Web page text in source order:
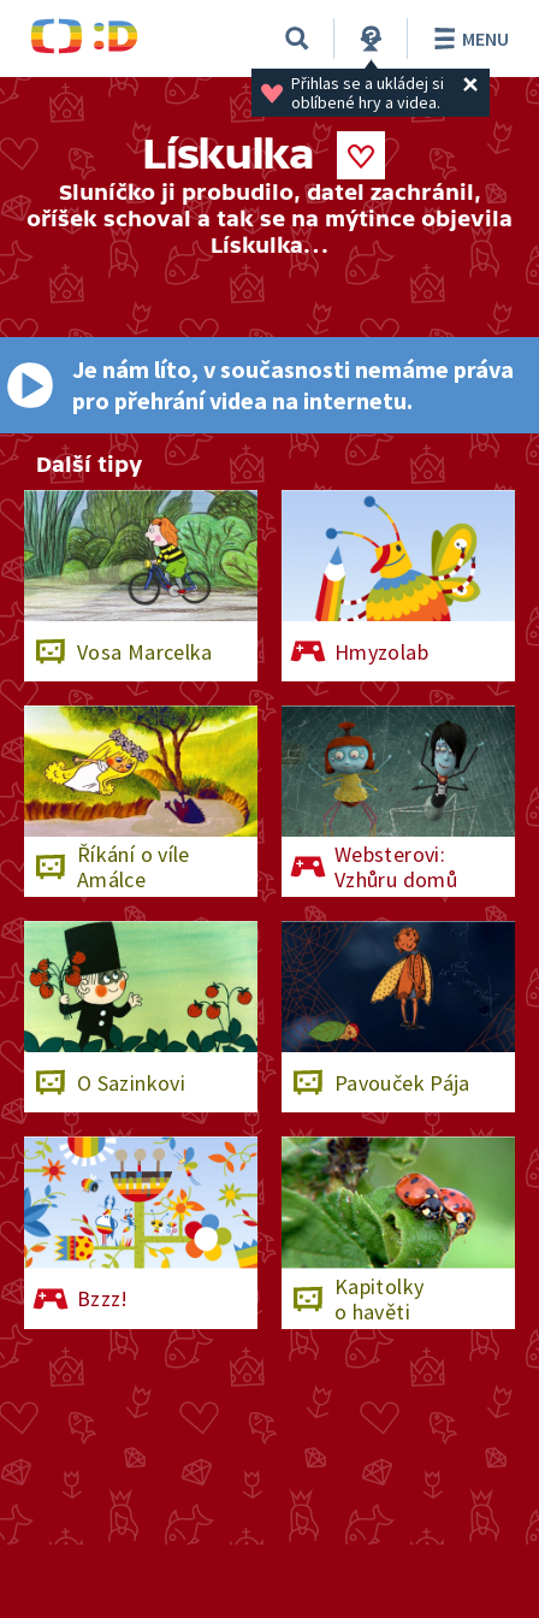
Přihlas se a ukládej si
oblíbené hry a videa.
MENU
Lískulka
Sluníčko ji probudilo, datel zachránil,
oříšek schoval a tak se na mýtince objevila
Lískulka…
Je nám líto, v současnosti nemáme práva
pro přehrání videa na internetu.
Další tipy
Vosa Marcelka Hmyzolab
Říkání o víle
Amálce
Websterovi:
Vzhůru domů
O Sazinkovi Pavouček Pája
Bzzz!
Kapitolky
o havěti